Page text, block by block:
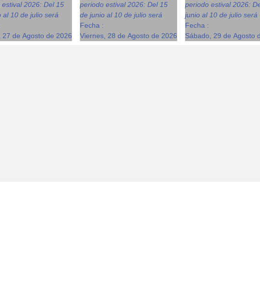
estival 2026: Del 15
al 10 de julio será
27 de Agosto de 2026
periodo estival 2026: Del 15
de junio al 10 de julio será
Fecha :
Viernes, 28 de Agosto de 2026
periodo estival 2026:
junio al 10 de julio será
Fecha :
Sábado, 29 de Agosto